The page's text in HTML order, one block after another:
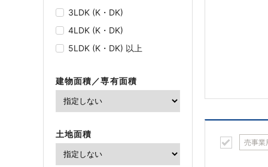
3LDK (K・DK)
4LDK (K・DK)
5LDK (K・DK) 以上
建物面積／専有面積
土地面積
売事業